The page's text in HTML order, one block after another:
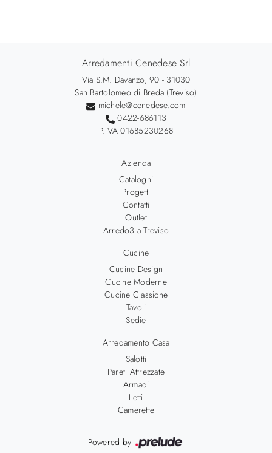
Arredamenti Cenedese Srl
Via S.M. Davanzo, 90 - 31030
San Bartolomeo di Breda (Treviso)
michele@cenedese.com
0422-686113
P.IVA 01685230268
Azienda
Cataloghi
Progetti
Contatti
Outlet
Arredo3 a Treviso
Cucine
Cucine Design
Cucine Moderne
Cucine Classiche
Tavoli
Sedie
Arredamento Casa
Salotti
Pareti Attrezzate
Armadi
Letti
Camerette
Powered by